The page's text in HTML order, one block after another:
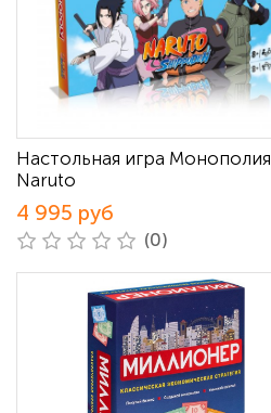
Настольная игра Монополия
Naruto
4 995 руб
(0)